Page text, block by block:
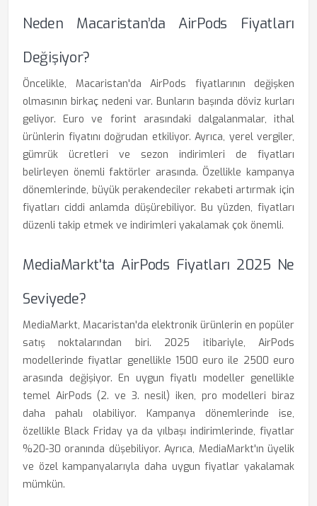
Neden Macaristan’da AirPods Fiyatları
Değişiyor?
Öncelikle, Macaristan'da AirPods fiyatlarının değişken
olmasının birkaç nedeni var. Bunların başında döviz kurları
geliyor. Euro ve forint arasındaki dalgalanmalar, ithal
ürünlerin fiyatını doğrudan etkiliyor. Ayrıca, yerel vergiler,
gümrük ücretleri ve sezon indirimleri de fiyatları
belirleyen önemli faktörler arasında. Özellikle kampanya
dönemlerinde, büyük perakendeciler rekabeti artırmak için
fiyatları ciddi anlamda düşürebiliyor. Bu yüzden, fiyatları
düzenli takip etmek ve indirimleri yakalamak çok önemli.
MediaMarkt'ta AirPods Fiyatları 2025 Ne
Seviyede?
MediaMarkt, Macaristan'da elektronik ürünlerin en popüler
satış noktalarından biri. 2025 itibariyle, AirPods
modellerinde fiyatlar genellikle 1500 euro ile 2500 euro
arasında değişiyor. En uygun fiyatlı modeller genellikle
temel AirPods (2. ve 3. nesil) iken, pro modelleri biraz
daha pahalı olabiliyor. Kampanya dönemlerinde ise,
özellikle Black Friday ya da yılbaşı indirimlerinde, fiyatlar
%20-30 oranında düşebiliyor. Ayrıca, MediaMarkt'ın üyelik
ve özel kampanyalarıyla daha uygun fiyatlar yakalamak
mümkün.